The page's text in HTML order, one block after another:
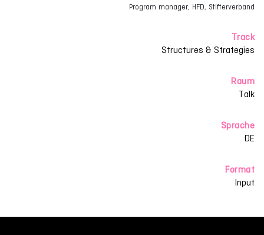
Program manager, HFD, Stifterverband
Track
Structures & Strategies
Raum
Talk
Sprache
DE
Format
Input